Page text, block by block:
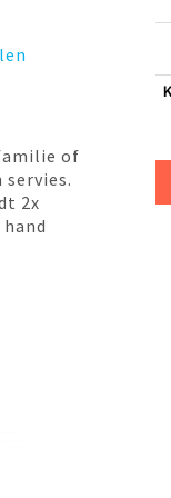
of
2x